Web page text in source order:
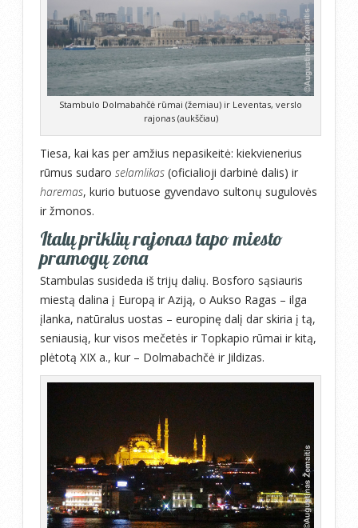
Stambulo Dolmabahčė rūmai (žemiau) ir Leventas, verslo
rajonas (aukščiau)
Tiesa, kai kas per amžius nepasikeitė: kiekvienerius
rūmus sudaro selamlikas (oficialioji darbinė dalis) ir
haremas, kurio butuose gyvendavo sultonų sugulovės
ir žmonos.
Italų priklių rajonas tapo miesto
pramogų zona
Stambulas susideda iš trijų dalių. Bosforo sąsiauris
miestą dalina į Europą ir Aziją, o Aukso Ragas – ilga
įlanka, natūralus uostas – europinę dalį dar skiria į tą,
seniausią, kur visos mečetės ir Topkapio rūmai ir kitą,
plėtotą XIX a., kur – Dolmabachčė ir Jildizas.